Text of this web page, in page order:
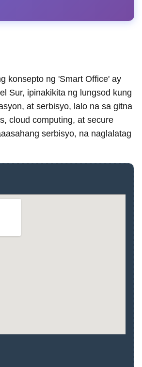
konsepto ng 'Smart Office' ay
Sur, ipinakikita ng lungsod kung
at serbisyo, lalo na sa gitna
cloud computing, at secure
serbisyo, na naglalatag